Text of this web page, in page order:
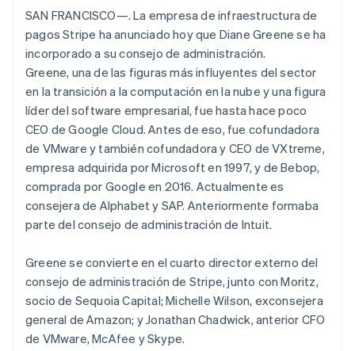
de 125
Terminal
Pagos en
persona
Authorization
Boost
Optimizaciones
de aceptación
Link
Proceso de
compra
acelerado
Financial
Connections
Datos de ctas.
financieras
Stripe Sigma
Informes
personalizados
Data Pipeline
Sincronización
de datos
criptomoneda
integrables
Más
Product roadmap
Ver lo que viene
Radar
SaaS
Por sector
Empresas de IA
Economía de los
creadores
Juegos
Hostelería, viajes y ocio
Seguros
Medios de
comunicación y
entretenimiento
fines de lucro
Servicios
profesionales
Sector público
Minorista
Ofrecer cobro por
consumo
Emitir tarjetas
respaldadas por
monedas estables
Aprovisiona y gestiona
servicios con agentes
Integraciones de
aplicaciones
Ejemplos de código
Blog de
Estado de la API
producto
Conferencia anual
Sessions
Empleos
Sala de prensa
Stripe Press
Contacto
Contacta con ventas
Conviértete en socio
SAN FRANCISCO—. La empresa de infraestructura de
pagos Stripe ha anunciado hoy que Diane Greene se ha
incorporado a su consejo de administración.
Greene, una de las figuras más influyentes del sector
en la transición a la computación en la nube y una figura
líder del software empresarial, fue hasta hace poco
CEO de Google Cloud. Antes de eso, fue cofundadora
de VMware y también cofundadora y CEO de VXtreme,
empresa adquirida por Microsoft en 1997, y de Bebop,
comprada por Google en 2016. Actualmente es
consejera de Alphabet y SAP. Anteriormente formaba
parte del consejo de administración de Intuit.
Greene se convierte en el cuarto director externo del
consejo de administración de Stripe, junto con Moritz,
socio de Sequoia Capital; Michelle Wilson, exconsejera
general de Amazon; y Jonathan Chadwick, anterior CFO
de VMware, McAfee y Skype.
English
India
English
Irlanda
English
Italia
ItalianoEnglish
Japón
日本語English
Letonia
English
Liechtenstein
DeutschEnglish
Lituania
Luxemburgo
Français DeutschEnglish
Malasia
English 简体中文
Malta
English